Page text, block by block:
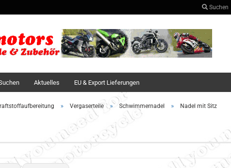
Suchen
Sprache auswählen
Konto erstellen
Passwort vergessen?
Aktuelles EU & Export Lieferungen
» Vergaserteile » Schwimmernadel » Nadel mit Sitz